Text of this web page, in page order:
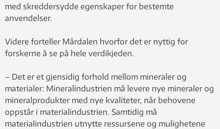
med skreddersydde egenskaper for bestemte
anvendelser.
Videre forteller Mårdalen hvorfor det er nyttig for
forskerne å se på hele verdikjeden.
– Det er et gjensidig forhold mellom mineraler og
materialer: Mineralindustrien må levere nye mineraler og
mineralprodukter med nye kvaliteter, når behovene
oppstår i materialindustrien. Samtidig må
materialindustrien utnytte ressursene og mulighetene